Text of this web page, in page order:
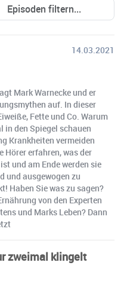
14.03.2021
Mark Warnecke und er
auf. In dieser
Fette und Co. Warum
den Spiegel schauen
Krankheiten vermeiden
Hörer erfahren, was der
und am Ende werden sie
und ausgewogen zu
Haben Sie was zu sagen?
von den Experten
und Marks Leben? Dann
zweimal klingelt